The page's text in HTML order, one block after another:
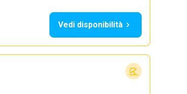
Vedi disponibilità